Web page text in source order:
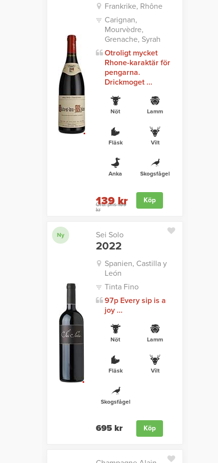
Frankrike, Rhône
Carignan,
Mourvèdre,
Grenache, Syrah
Otroligt mycket
Rhone-karaktär för
pengarna.
Drickmoget ...
Nöt Lamm
Fläsk Vilt
Anka Skogsfågel
Ord. pris 169
kr
139 kr Köp
Ny Sei Solo
2022
Spanien, Castilla y
León
Tinta Fino
97p Every sip is a
joy ...
Nöt Lamm
Fläsk Vilt
Skogsfågel
695 kr Köp